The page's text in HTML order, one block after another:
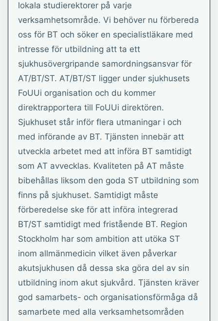
lokala studierektorer på varje
verksamhetsområde. Vi behöver nu förbereda
oss för BT och söker en specialistläkare med
intresse för utbildning att ta ett
sjukhusövergripande samordningsansvar för
AT/BT/ST. AT/BT/ST ligger under sjukhusets
FoUUi organisation och du kommer
direktrapportera till FoUUi direktören.
Sjukhuset står inför flera utmaningar i och
med införande av BT. Tjänsten innebär att
utveckla arbetet med att införa BT samtidigt
som AT avvecklas. Kvaliteten på AT måste
bibehållas liksom den goda ST utbildning som
finns på sjukhuset. Samtidigt måste
förberedelse ske för att införa integrerad
BT/ST samtidigt med fristående BT. Region
Stockholm har som ambition att utöka ST
inom allmänmedicin vilket även påverkar
akutsjukhusen då dessa ska göra del av sin
utbildning inom akut sjukvård. Tjänsten kräver
god samarbets- och organisationsförmåga då
samarbete med alla verksamhetsområden